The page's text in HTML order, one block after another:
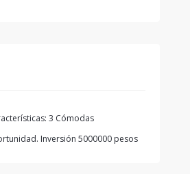
3 Cómodas
Inversión 5000000 pesos